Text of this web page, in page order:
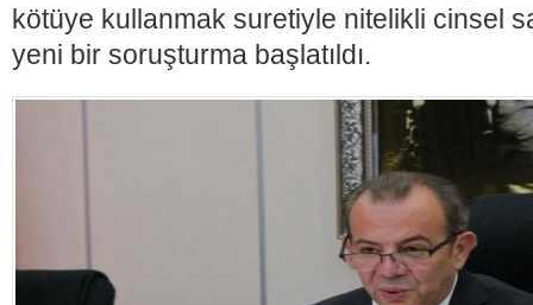
kötüye kullanmak suretiyle nitelikli cinsel
yeni bir soruşturma başlatıldı.